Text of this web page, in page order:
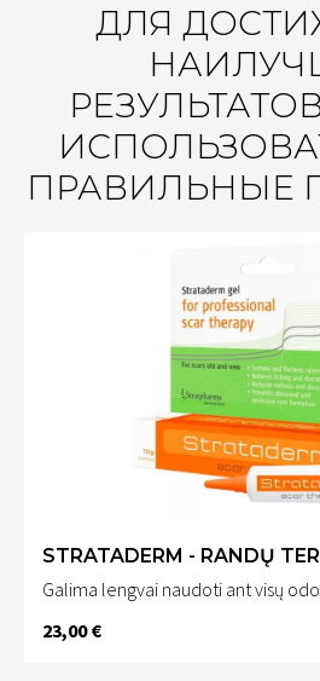
ДЛЯ
ПРАВИЛЬНЫЕ
STRATADERM - RANDŲ
Galima lengvai naudoti ant visų
23,00 €